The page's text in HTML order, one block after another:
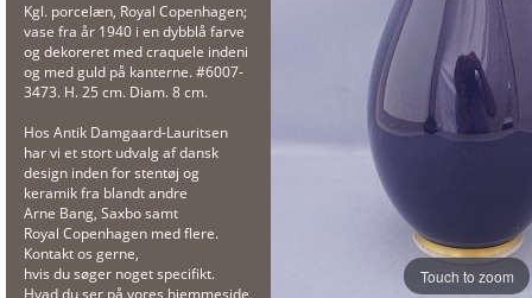
Kgl. porcelæn, Royal Copenhagen;
vase fra år 1940 i en dybblå farve
og dekoreret med craquele indeni
og med guld på kanterne. #6007-
3473. H. 25 cm. Diam. 8 cm.
Hos Antik Damgaard-Lauritsen
har vi et stort udvalg af dansk
design inden for stentøj og
keramik fra blandt andre
Arne Bang, Saxbo samt
Royal Copenhagen med flere.
Kontakt os gerne,
hvis du søger noget specifikt.
Hvad du ser på vores hjemmeside,
Touch to zoom